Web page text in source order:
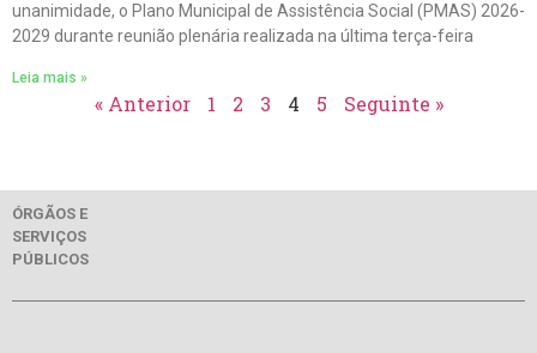
unanimidade, o Plano Municipal de Assistência Social (PMAS) 2026-
2029 durante reunião plenária realizada na última terça-feira
Leia mais »
« Anterior 1 2 3 4 5 Seguinte »
ÓRGÃOS E
SERVIÇOS
PÚBLICOS